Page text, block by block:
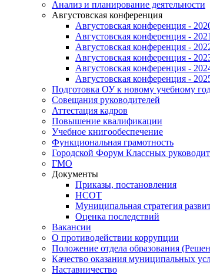
Анализ и планирование деятельности
Августовская конференция
Августовская конференция -
Августовская конференция - 2021
Августовская конференция -
Августовская конференция -
Августовская конференция -
Августовская конференция -
Подготовка ОУ к новому учебному
Совещания руководителей
Аттестация кадров
Повышение квалификации
Учебное книгообеспечение
Функциональная грамотность
Городской Форум Классных
ГМО
Документы
Приказы, постановления
НСОТ
Муниципальная стратегия
Оценка последствий
Вакансии
О противодействии коррупции
Положение отдела образования
Качество оказания муниципальных
Наставничество